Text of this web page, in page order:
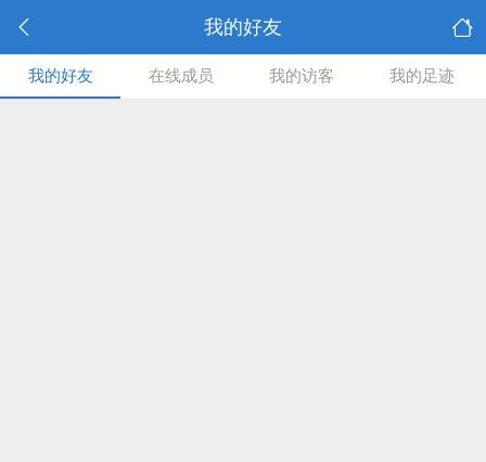
我的好友
我的好友 在线成员 我的访客 我的足迹